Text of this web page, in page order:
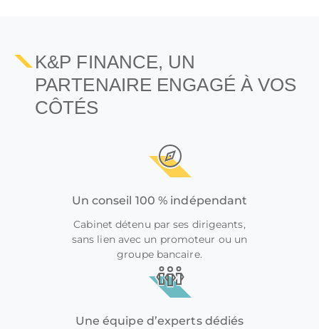
K&P FINANCE, UN
PARTENAIRE ENGAGÉ À VOS
CÔTÉS
Un conseil 100 % indépendant
Cabinet détenu par ses dirigeants,
sans lien avec un promoteur ou un
groupe bancaire.
Une équipe d’experts dédiés